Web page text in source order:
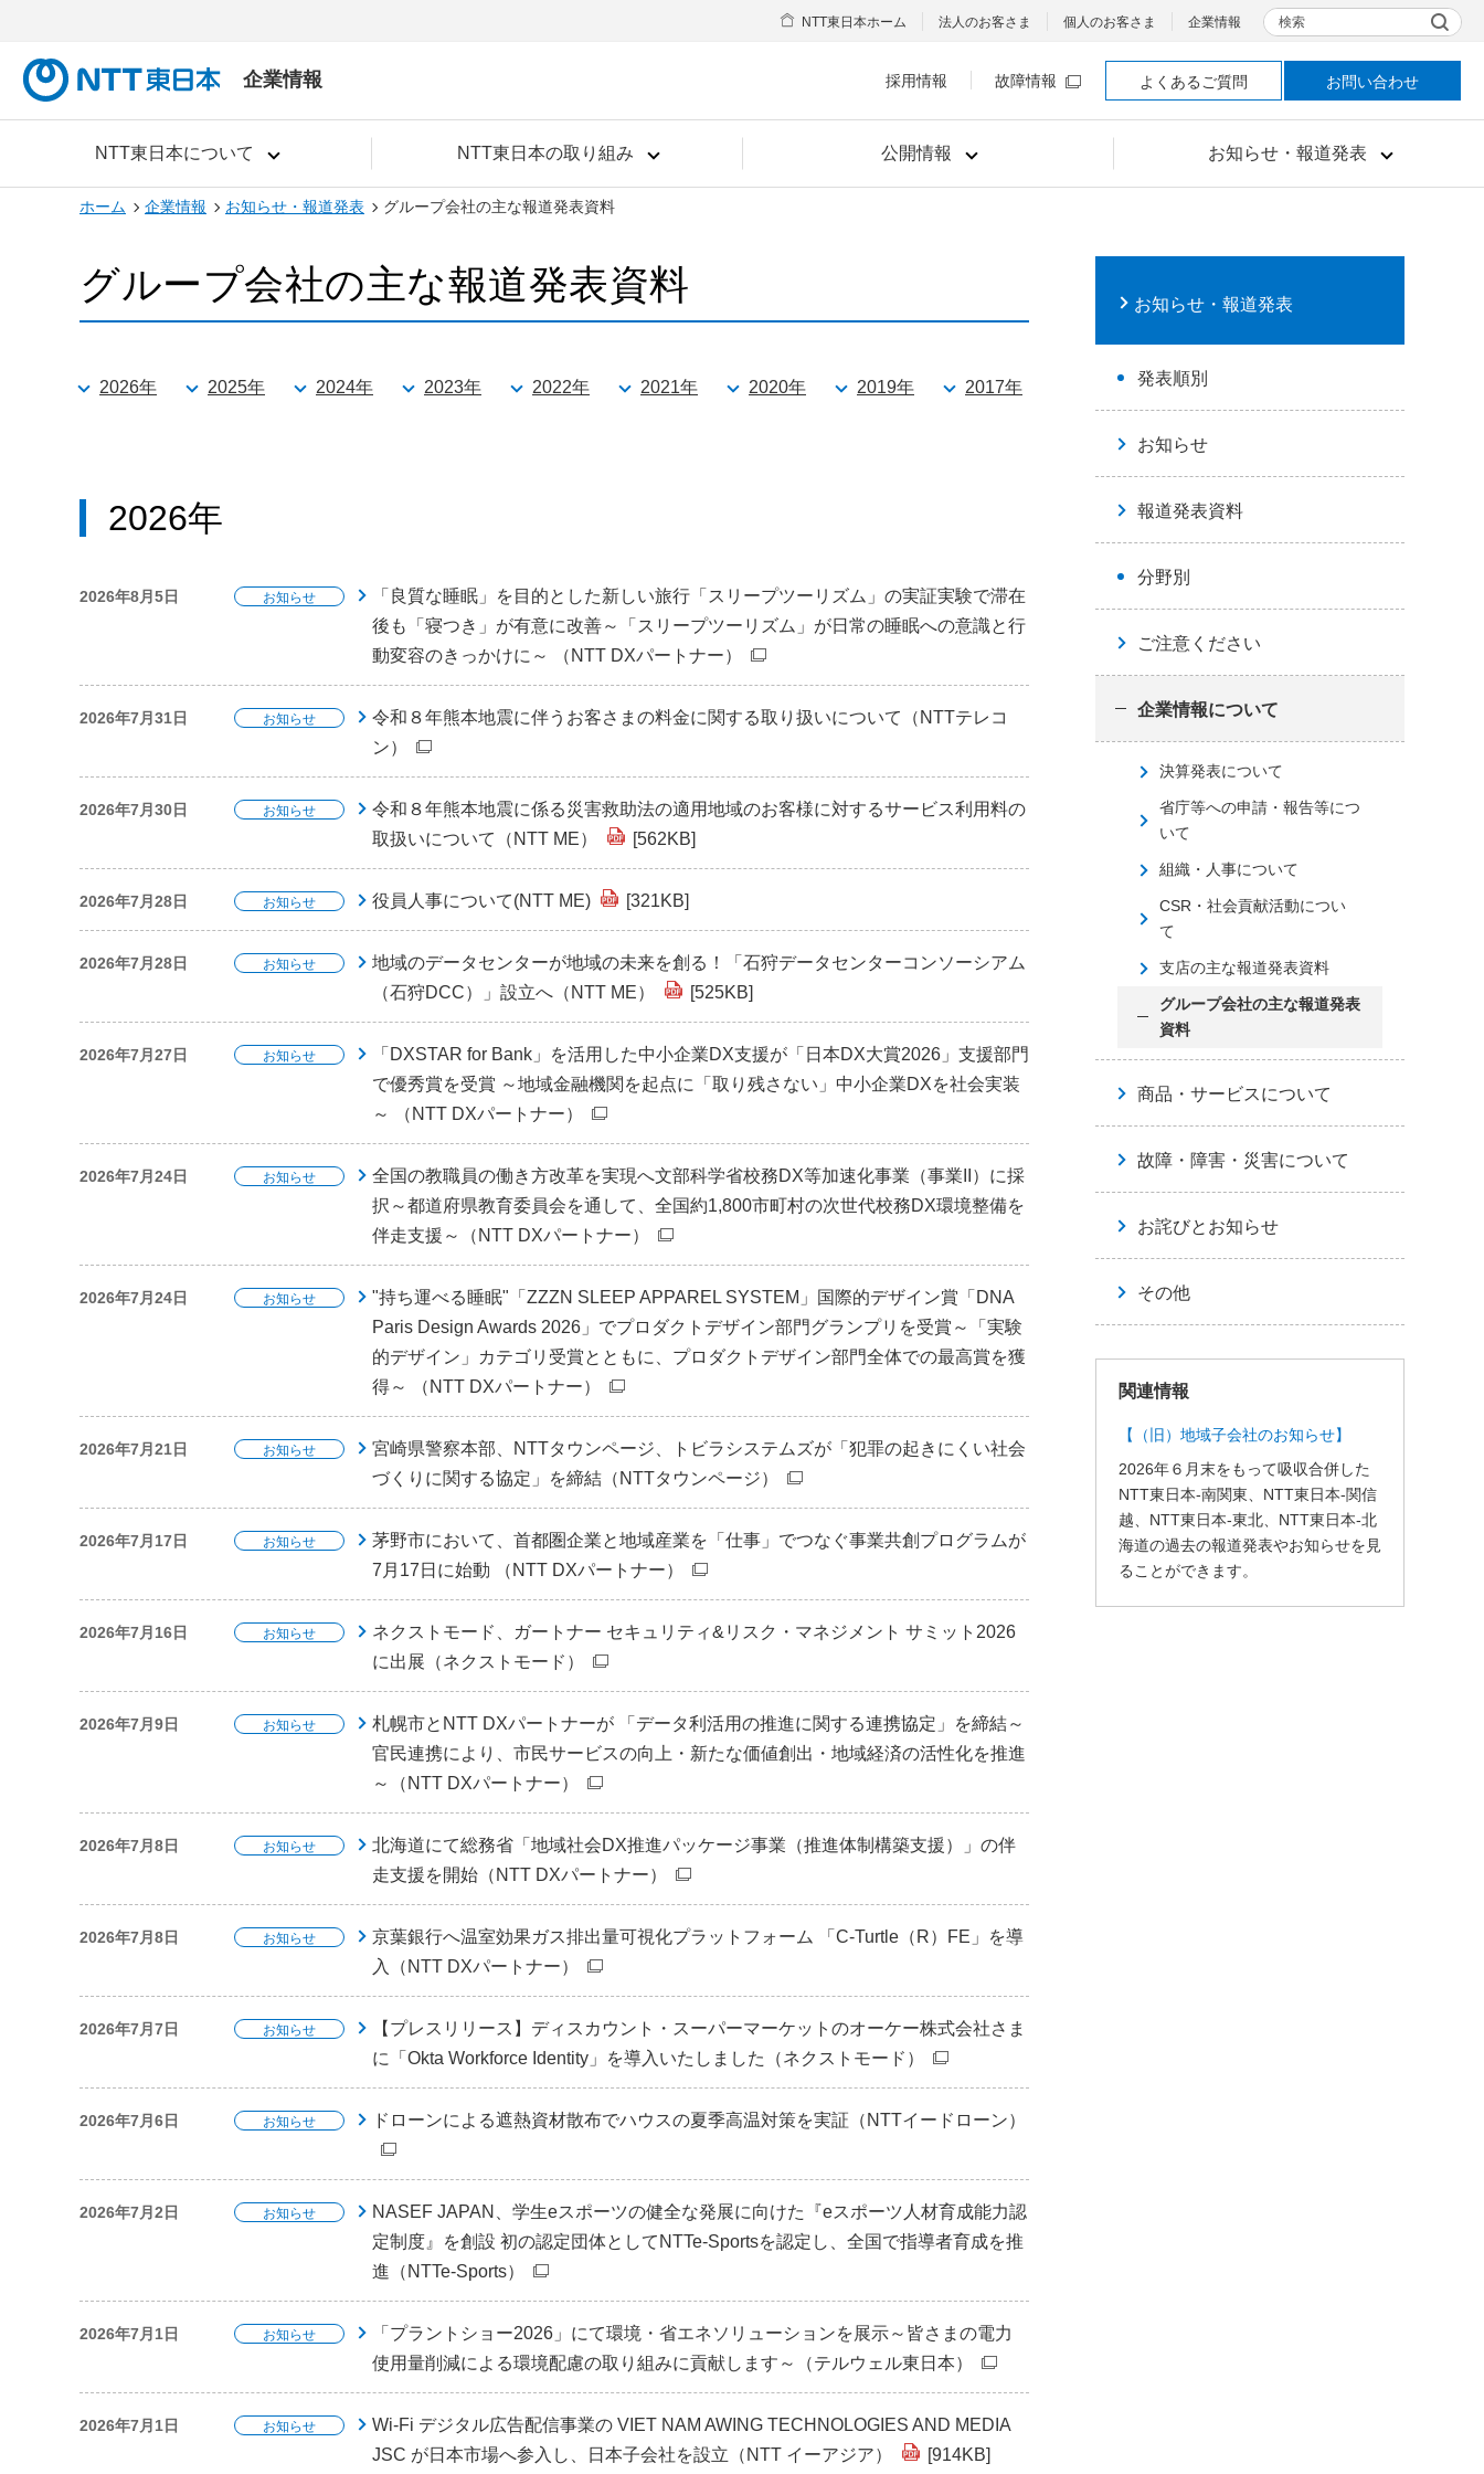
企業情報
NTT東日本について NTT東日本の取り組み 公開情報 お知らせ・報道発表
NTT東日本ホーム 法人のお客さま 個人のお客さま 企業情報 検索
採用情報 故障情報 よくあるご質問 お問い合わせ
ホーム 企業情報 お知らせ・報道発表 グループ会社の主な報道発表資料
グループ会社の主な報道発表資料
2026年 2025年 2024年 2023年 2022年 2021年 2020年 2019年 2017年
2026年
2026年8月5日 お知らせ
「良質な睡眠」を目的とした新しい旅行「スリープツーリズム」の実証実験で滞在
後も「寝つき」が有意に改善～「スリープツーリズム」が日常の睡眠への意識と行
動変容のきっかけに～ （NTT DXパートナー）
2026年7月31日 お知らせ
令和８年熊本地震に伴うお客さまの料金に関する取り扱いについて（NTTテレコ
ン）
2026年7月30日 お知らせ
令和８年熊本地震に係る災害救助法の適用地域のお客様に対するサービス利用料の
取扱いについて（NTT ME）
[562KB]
2026年7月28日 お知らせ 役員人事について(NTT ME) [321KB]
2026年7月28日 お知らせ
地域のデータセンターが地域の未来を創る！「石狩データセンターコンソーシアム
（石狩DCC）」設立へ（NTT ME）
[525KB]
2026年7月27日 お知らせ
「DXSTAR for Bank」を活用した中小企業DX支援が「日本DX大賞2026」支援部門
で優秀賞を受賞 ～地域金融機関を起点に「取り残さない」中小企業DXを社会実装
～ （NTT DXパートナー）
2026年7月24日 お知らせ
全国の教職員の働き方改革を実現へ文部科学省校務DX等加速化事業（事業II）に採
択～都道府県教育委員会を通して、全国約1,800市町村の次世代校務DX環境整備を
伴走支援～（NTT DXパートナー）
2026年7月24日 お知らせ
"持ち運べる睡眠"「ZZZN SLEEP APPAREL SYSTEM」国際的デザイン賞「DNA
Paris Design Awards 2026」でプロダクトデザイン部門グランプリを受賞～「実験
的デザイン」カテゴリ受賞とともに、プロダクトデザイン部門全体での最高賞を獲
得～ （NTT DXパートナー）
2026年7月21日 お知らせ
宮崎県警察本部、NTTタウンページ、トビラシステムズが「犯罪の起きにくい社会
づくりに関する協定」を締結（NTTタウンページ）
2026年7月17日 お知らせ
茅野市において、首都圏企業と地域産業を「仕事」でつなぐ事業共創プログラムが
7月17日に始動 （NTT DXパートナー）
2026年7月16日 お知らせ
ネクストモード、ガートナー セキュリティ&リスク・マネジメント サミット2026
に出展（ネクストモード）
2026年7月9日 お知らせ
札幌市とNTT DXパートナーが 「データ利活用の推進に関する連携協定」を締結～
官民連携により、市民サービスの向上・新たな価値創出・地域経済の活性化を推進
～（NTT DXパートナー）
2026年7月8日 お知らせ
北海道にて総務省「地域社会DX推進パッケージ事業（推進体制構築支援）」の伴
走支援を開始（NTT DXパートナー）
2026年7月8日 お知らせ
京葉銀行へ温室効果ガス排出量可視化プラットフォーム 「C-Turtle（R）FE」を導
入（NTT DXパートナー）
2026年7月7日 お知らせ
【プレスリリース】ディスカウント・スーパーマーケットのオーケー株式会社さま
に「Okta Workforce Identity」を導入いたしました（ネクストモード）
2026年7月6日 お知らせ ドローンによる遮熱資材散布でハウスの夏季高温対策を実証（NTTイードローン）
2026年7月2日 お知らせ
NASEF JAPAN、学生eスポーツの健全な発展に向けた『eスポーツ人材育成能力認
定制度』を創設 初の認定団体としてNTTe-Sportsを認定し、全国で指導者育成を推
進（NTTe-Sports）
2026年7月1日 お知らせ
「プラントショー2026」にて環境・省エネソリューションを展示～皆さまの電力
使用量削減による環境配慮の取り組みに貢献します～（テルウェル東日本）
2026年7月1日 お知らせ
Wi-Fi デジタル広告配信事業の VIET NAM AWING TECHNOLOGIES AND MEDIA
JSC が日本市場へ参入し、日本子会社を設立（NTT イーアジア）
[914KB]
お知らせ・報道発表
発表順別
お知らせ
報道発表資料
分野別
ご注意ください
企業情報について
決算発表について
省庁等への申請・報告等につ
いて
組織・人事について
CSR・社会貢献活動につい
て
支店の主な報道発表資料
グループ会社の主な報道発表
資料
商品・サービスについて
故障・障害・災害について
お詫びとお知らせ
その他
関連情報
【（旧）地域子会社のお知らせ】
2026年６月末をもって吸収合併した
NTT東日本-南関東、NTT東日本-関信
越、NTT東日本-東北、NTT東日本-北
海道の過去の報道発表やお知らせを見
ることができます。